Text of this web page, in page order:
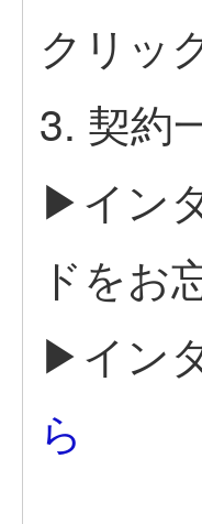
クリッ
3. 契約
▶イン
ドをお
▶イン
ら